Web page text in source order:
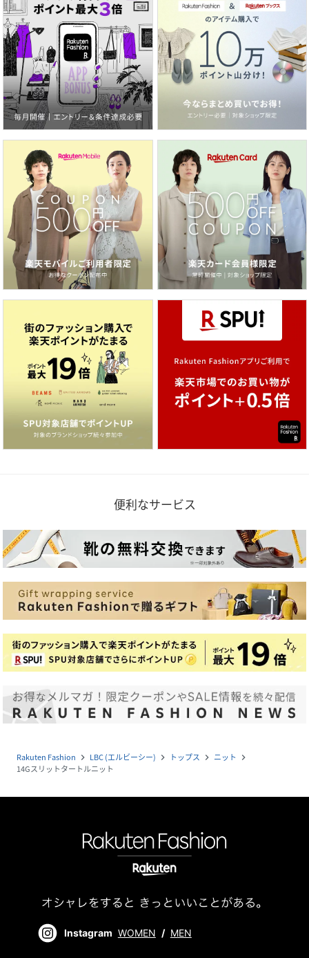
便利なサービス
Rakuten Fashion navigate_next LBC (エルビーシー) navigate_next トップス navigate_next ニット navigate_next
14Gスリットタートルニット
Instagram WOMEN / MEN